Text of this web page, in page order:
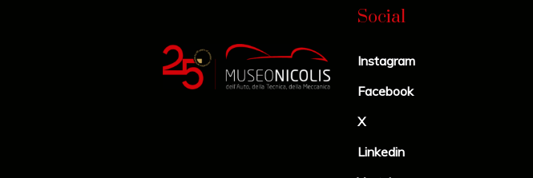
Social
Instagram
Facebook
X
Linkedin